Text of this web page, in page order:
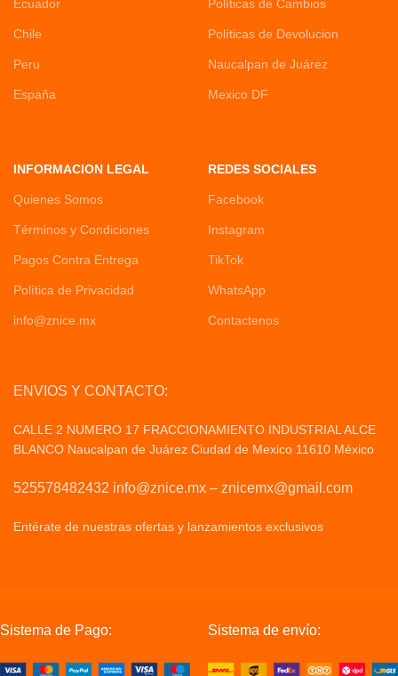
Ecuador
Chile
Peru
España
Políticas de Cambios
Políticas de Devolucion
Naucalpan de Juárez
Mexico DF
INFORMACION LEGAL
Quienes Somos
Términos y Condiciones
Pagos Contra Entrega
Política de Privacidad
info@znice.mx
REDES SOCIALES
Facebook
Instagram
TikTok
WhatsApp
Contactenos
ENVIOS Y CONTACTO:
CALLE 2 NUMERO 17 FRACCIONAMIENTO INDUSTRIAL ALCE
BLANCO Naucalpan de Juárez Ciudad de Mexico 11610 México
525578482432 info@znice.mx – znicemx@gmail.com
Entérate de nuestras ofertas y lanzamientos exclusivos
Sistema de Pago: Sistema de envío: